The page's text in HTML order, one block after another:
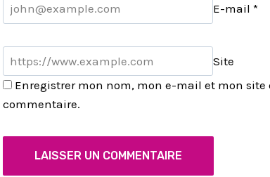
E-mail *
Site
Enregistrer mon nom, mon e-mail et mon
commentaire.